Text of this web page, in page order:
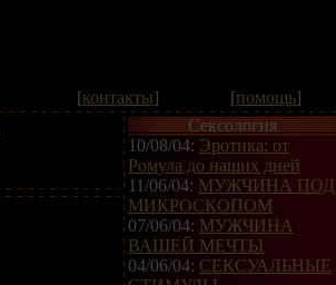
[контакты] [помощь]
Сексология
10/08/04: Эротика: от
Ромула до наших дней
11/06/04: МУЖЧИНА ПОД
МИКРОСКОПОМ
07/06/04: МУЖЧИНА
ВАШЕЙ МЕЧТЫ
04/06/04: СЕКСУАЛЬНЫЕ